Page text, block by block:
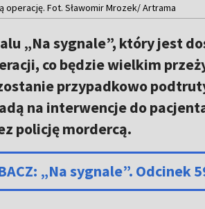
operację. Fot. Sławomir Mrozek/ Artrama
„Na sygnale”, który jest
co będzie wielkim
przypadkowo
na interwencje do
policję mordercą.
„Na sygnale”. Odcinek